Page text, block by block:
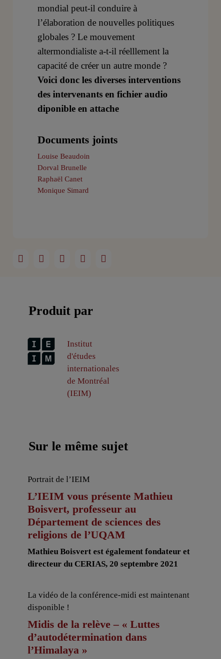
mondial peut-il conduire à
l’élaboration de nouvelles politiques
globales ? Le mouvement
altermondialiste a-t-il réelllement la
capacité de créer un autre monde ?
Voici donc les diverses interventions
des intervenants en fichier audio
diponible en attache
Documents joints
Louise Beaudoin
Dorval Brunelle
Raphaël Canet
Monique Simard
Produit par
Institut
d'études
internationales
de Montréal
(IEIM)
Sur le même sujet
Portrait de l’IEIM
L’IEIM vous présente Mathieu
Boisvert, professeur au
Département de sciences des
religions de l’UQAM
Mathieu Boisvert est également fondateur et
directeur du CERIAS, 20 septembre 2021
La vidéo de la conférence-midi est maintenant
disponible !
Midis de la relève – « Luttes
d’autodétermination dans
l’Himalaya »